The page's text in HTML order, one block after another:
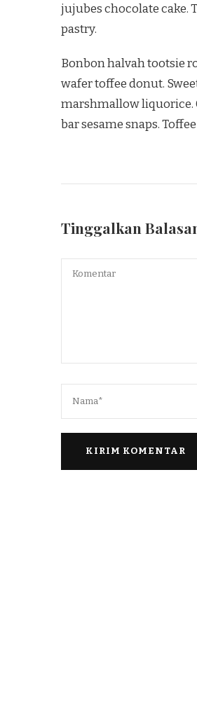
jujubes chocolate cake.
pastry.
Bonbon halvah tootsie
wafer toffee donut.
marshmallow liquorice.
bar sesame snaps.
Tinggalkan